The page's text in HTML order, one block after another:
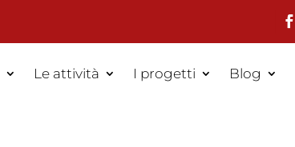
Le attività I progetti Blog